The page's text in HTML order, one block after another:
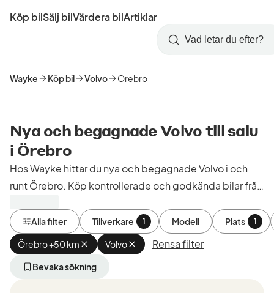
till
Startsida
Köp bilSälj bilVärdera bilArtiklar
Skapa
konto
Logga
in
Sök
Wayke Köp bil Volvo Orebro
Nya och begagnade Volvo till salu
i Örebro
Hos Wayke hittar du nya och begagnade Volvo i och
runt Örebro. Köp kontrollerade och godkända bilar från
Alla filter Tillverkare 1 Modell Plats 1
Örebro +50 km Ta
bort
aktivt
Volvo Ta
bort
Rensa filter
Bevaka sökning